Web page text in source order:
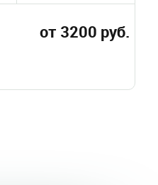
от 3200 руб.